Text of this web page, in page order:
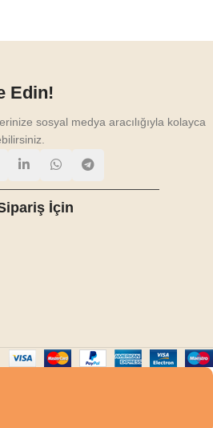
Edin!
sosyal medya aracılığıyla kolayca
İçin